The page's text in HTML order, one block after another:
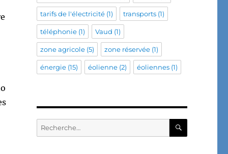
tarifs de l'électricité(1) transports(1)
téléphonie(1) Vaud (1)
zone agricole(5) zone réservée(1)
énergie(15) éolienne(2) éoliennes(1)
Recherche
pour :